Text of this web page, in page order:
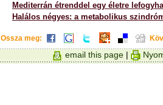
Mediterrán étrenddel egy életre
Halálos négyes: a metabolikus
Ossza meg:
email this page |